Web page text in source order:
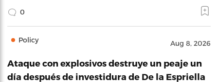
0
Policy Aug 8, 2026
Ataque con explosivos destruye un peaje un
día después de investidura de De la Espriella